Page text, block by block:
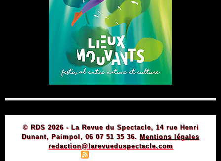
© RDS 2026 - La Revue du Spectacle, 14 rue Henri
Dunant, Paimpol, 06 07 51 35 36. Mentions légales
redaction@larevueduspectacle.com